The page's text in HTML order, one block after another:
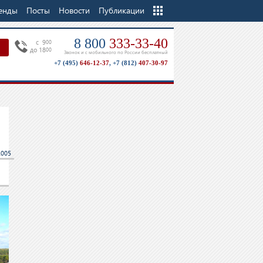
Посты Новости Публикации
Еще
c 900
до 1800 8 800 333-33-40
Звонок и с мобильного по России бесплатный
+7 (495) 646-12-37, +7 (812) 407-30-97